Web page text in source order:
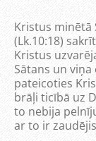
Kristus minētā
(Lk.10:18)
Kristus
Sātans un
pateicoties
brāļi ticībā uz
to nebija
ar to ir